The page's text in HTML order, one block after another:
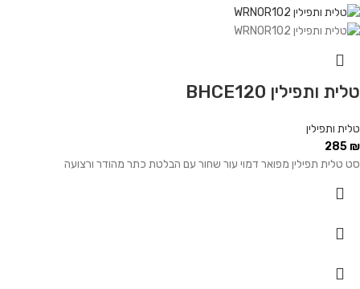
טלית ותפילין BHCE120
טלית ותפילין
285₪
סט טלית תפילין מפואר דמוי עור שחור עם הבלטת כתר מהודר ורצועה